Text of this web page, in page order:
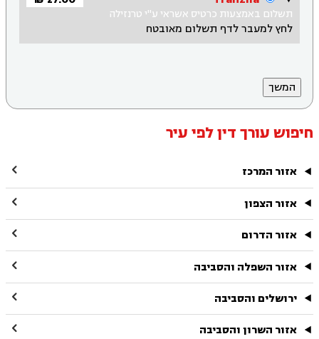
תשלום באמצעות כרטיס אשראי ע"י טרנזילה
לחץ למעבר לדף תשלום מאובטח
חיפוש עורך דין לפי עיר
אזור המרכז 
אזור הצפון 
אזור הדרום 
אזור השפלה והסביבה 
ירושלים והסביבה 
אזור השרון והסביבה 